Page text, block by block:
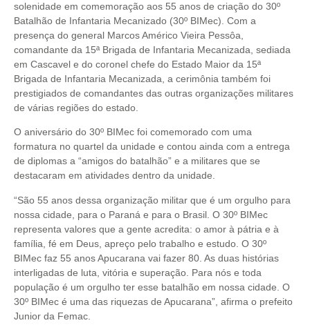
solenidade em comemoração aos 55 anos de criação do 30º
Batalhão de Infantaria Mecanizado (30º BIMec). Com a
presença do general Marcos Américo Vieira Pessôa,
comandante da 15ª Brigada de Infantaria Mecanizada, sediada
em Cascavel e do coronel chefe do Estado Maior da 15ª
Brigada de Infantaria Mecanizada, a cerimônia também foi
prestigiados de comandantes das outras organizações militares
de várias regiões do estado.
O aniversário do 30º BIMec foi comemorado com uma
formatura no quartel da unidade e contou ainda com a entrega
de diplomas a “amigos do batalhão” e a militares que se
destacaram em atividades dentro da unidade.
“São 55 anos dessa organização militar que é um orgulho para
nossa cidade, para o Paraná e para o Brasil. O 30º BIMec
representa valores que a gente acredita: o amor à pátria e à
família, fé em Deus, apreço pelo trabalho e estudo. O 30º
BIMec faz 55 anos Apucarana vai fazer 80. As duas histórias
interligadas de luta, vitória e superação. Para nós e toda
população é um orgulho ter esse batalhão em nossa cidade. O
30º BIMec é uma das riquezas de Apucarana”, afirma o prefeito
Junior da Femac.